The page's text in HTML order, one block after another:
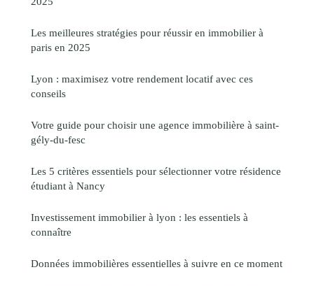
Les meilleures stratégies pour réussir en immobilier à
paris en 2025
Lyon : maximisez votre rendement locatif avec ces
conseils
Votre guide pour choisir une agence immobilière à saint-
gély-du-fesc
Les 5 critères essentiels pour sélectionner votre résidence
étudiant à Nancy
Investissement immobilier à lyon : les essentiels à
connaître
Données immobilières essentielles à suivre en ce moment